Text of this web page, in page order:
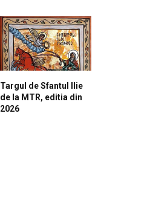
Targul de Sfantul Ilie
de la MTR, editia din
2026